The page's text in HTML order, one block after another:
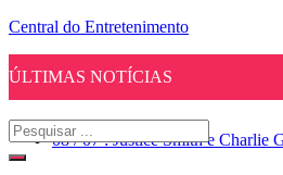
Central do Entretenimento
ÚLTIMAS NOTÍCIAS
08 / 07 : Justice Smith e Charlie